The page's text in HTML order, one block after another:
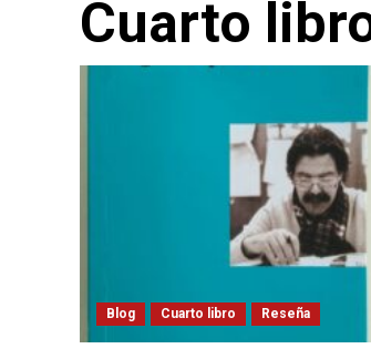
Cuarto
Blog Cuarto libro Reseña